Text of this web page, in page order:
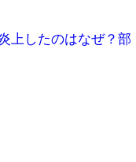
上したのはなぜ？部